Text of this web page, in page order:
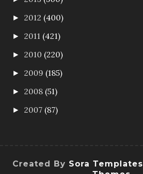
► 2012 (400)
► 2011 (421)
► 2010 (220)
► 2009 (185)
► 2008 (51)
► 2007 (87)
Created By Sora Templates